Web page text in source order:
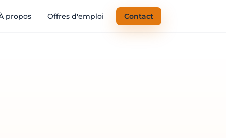
propos Offres d'emploi Contact